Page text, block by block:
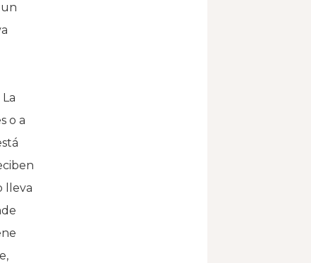
o a
lleva